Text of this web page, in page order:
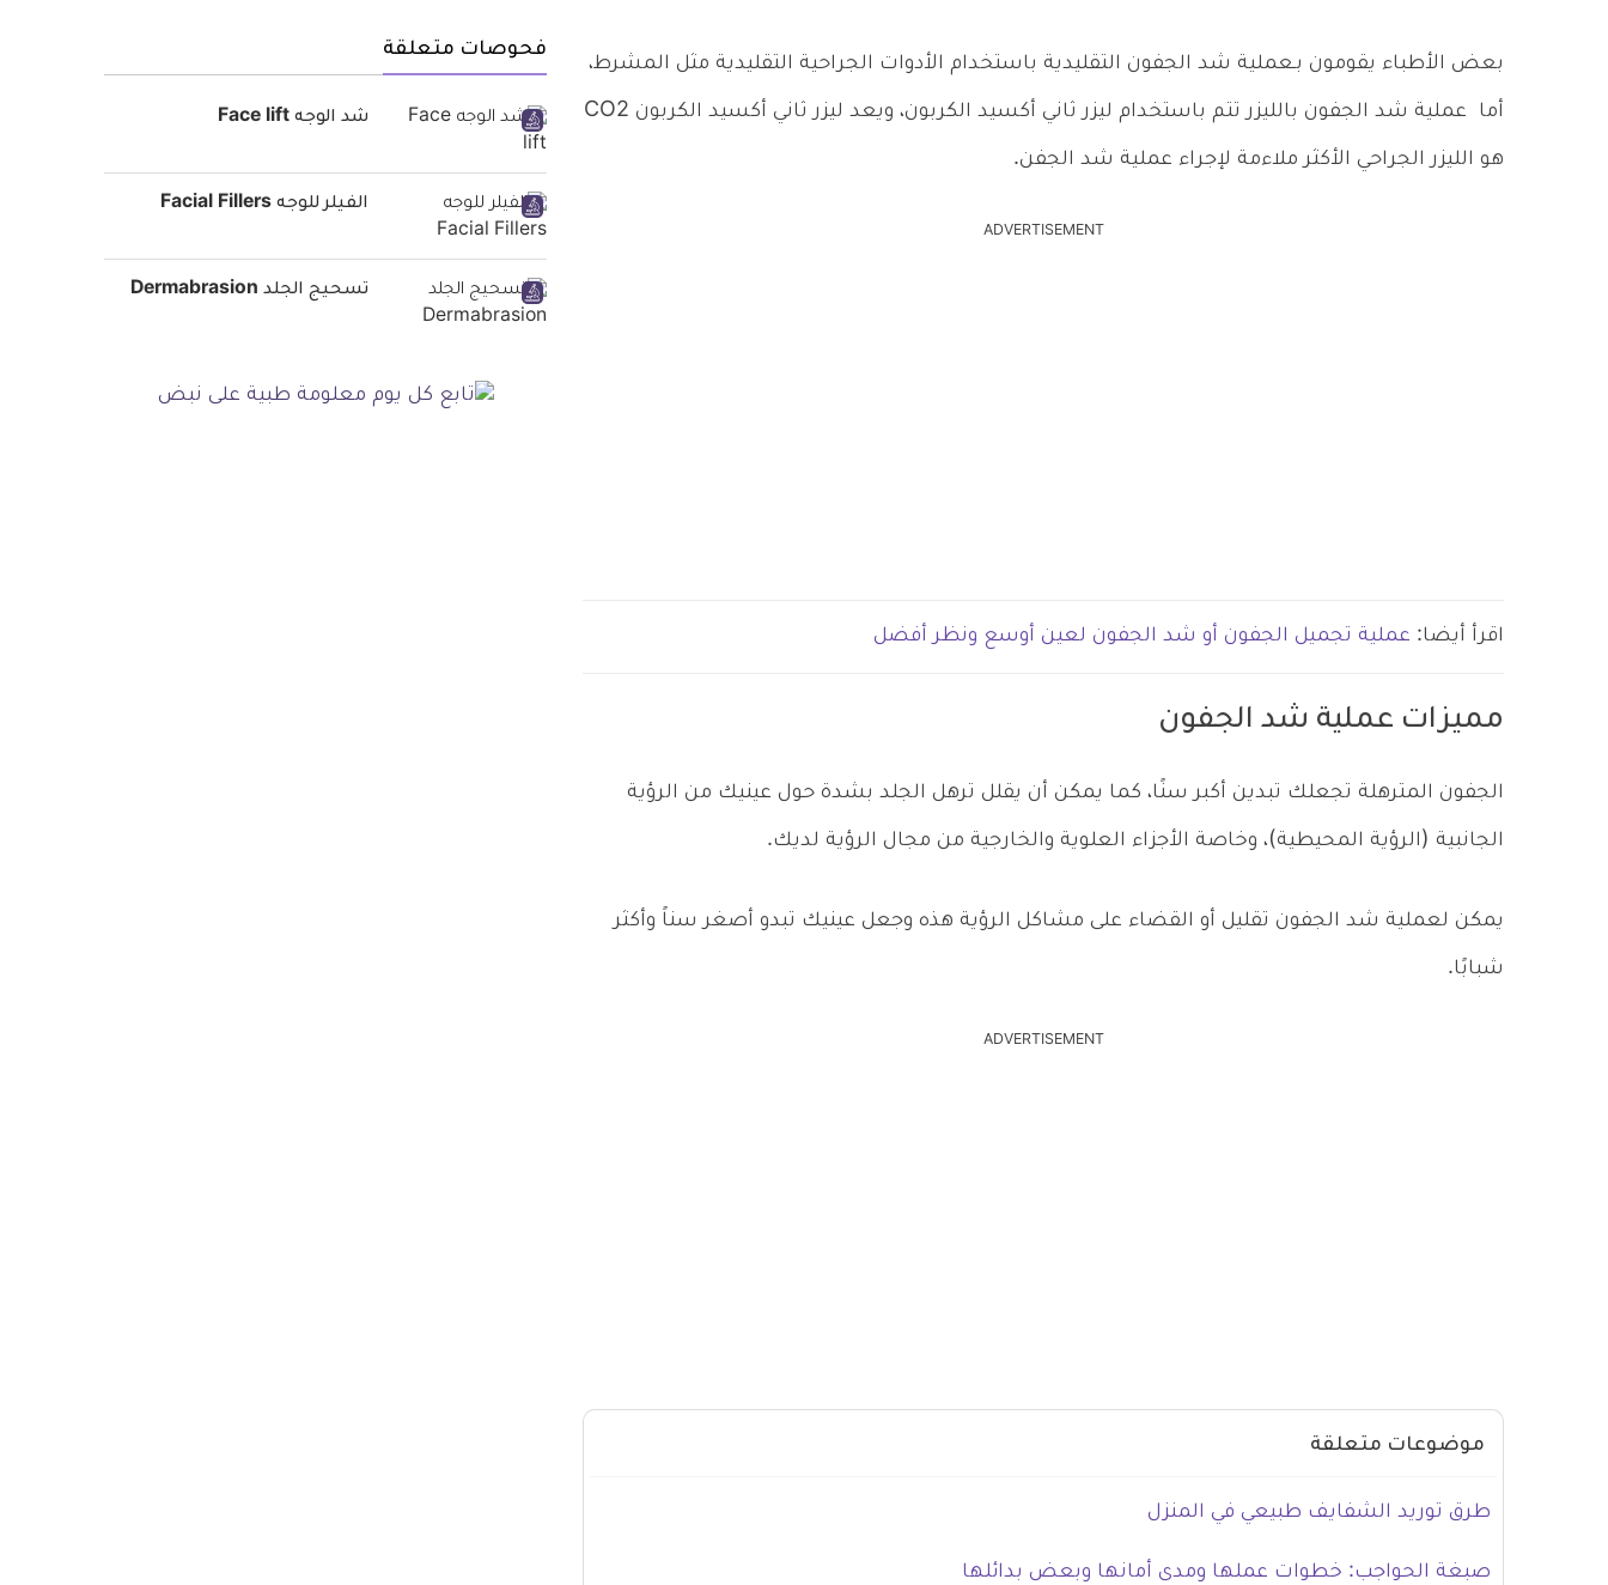
بعض الأطباء يقومون بـعملية شد الجفون التقليدية باستخدام الأدوات الجراحية التقليدية مثل المشرط،
أما عملية شد الجفون بالليزر تتم باستخدام ليزر ثاني أكسيد الكربون، ويعد ليزر ثاني أكسيد الكربون CO2
هو الليزر الجراحي الأكثر ملاءمة لإجراء عملية شد الجفن.
ADVERTISEMENT
اقرأ أيضا: عملية تجميل الجفون أو شد الجفون لعين أوسع ونظر أفضل
مميزات عملية شد الجفون
الجفون المترهلة تجعلك تبدين أكبر سنًا، كما يمكن أن يقلل ترهل الجلد بشدة حول عينيك من الرؤية
الجانبية (الرؤية المحيطية)، وخاصة الأجزاء العلوية والخارجية من مجال الرؤية لديك.
يمكن لعملية شد الجفون تقليل أو القضاء على مشاكل الرؤية هذه وجعل عينيك تبدو أصغر سناً وأكثر
شبابًا.
ADVERTISEMENT
موضوعات متعلقة
طرق توريد الشفايف طبيعي في المنزل
صبغة الحواجب: خطوات عملها ومدى أمانها وبعض بدائلها
فحوصات متعلقة
شد الوجه Face lift
الفيلر للوجه Facial Fillers
تسحيج الجلد Dermabrasion